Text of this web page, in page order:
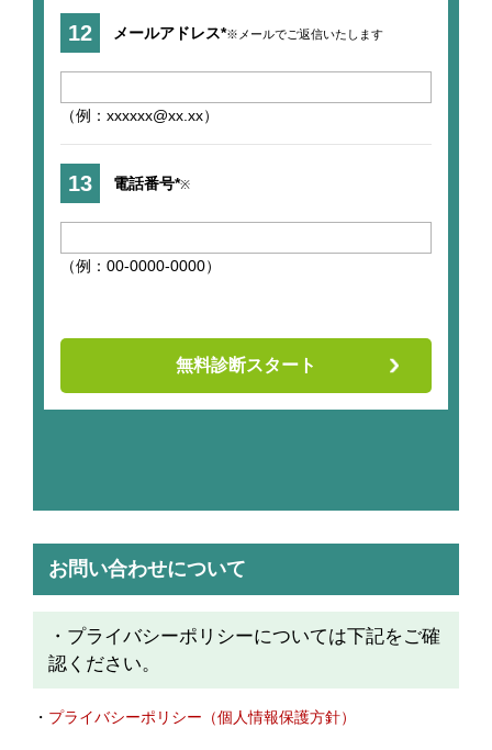
メールアドレス*※メールでご返信いたします
（例：xxxxxx@xx.xx）
電話番号*※
（例：00-0000-0000）
無料診断スタート
お問い合わせについて
・プライバシーポリシーについては下記をご確
認ください。
・ プライバシーポリシー（個人情報保護方針）